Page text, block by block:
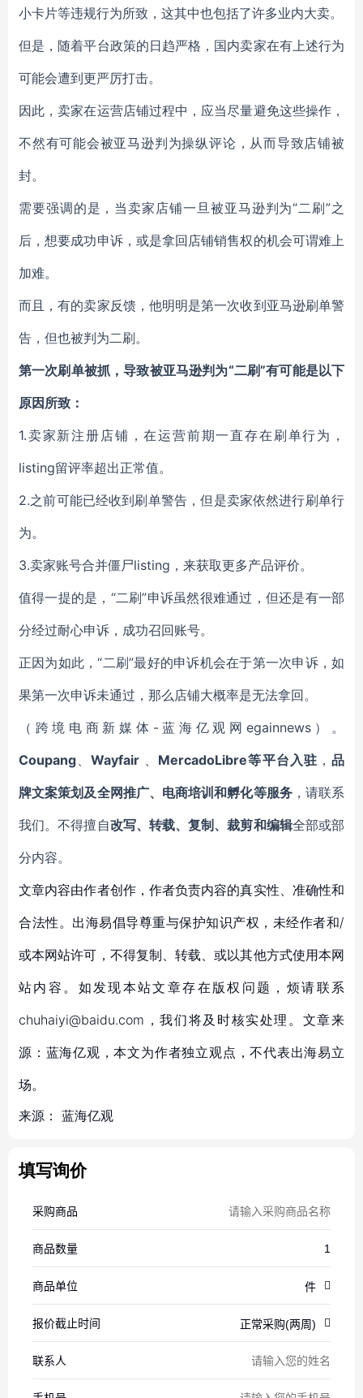
小卡片等违规行为所致，这其中也包括了许多业内大卖。
但是，随着平台政策的日趋严格，国内卖家在有上述行为
可能会遭到更严厉打击。
因此，卖家在运营店铺过程中，应当尽量避免这些操作，
不然有可能会被亚马逊判为操纵评论，从而导致店铺被
封。
需要强调的是，当卖家店铺一旦被亚马逊判为“二刷”之
后，想要成功申诉，或是拿回店铺销售权的机会可谓难上
加难。
而且，有的卖家反馈，他明明是第一次收到亚马逊刷单警
告，但也被判为二刷。
第一次刷单被抓，导致被亚马逊判为“二刷”有可能是以下
原因所致：
1.卖家新注册店铺，在运营前期一直存在刷单行为，
listing留评率超出正常值。
2.之前可能已经收到刷单警告，但是卖家依然进行刷单行
为。
3.卖家账号合并僵尸listing，来获取更多产品评价。
值得一提的是，“二刷”申诉虽然很难通过，但还是有一部
分经过耐心申诉，成功召回账号。
正因为如此，“二刷”最好的申诉机会在于第一次申诉，如
果第一次申诉未通过，那么店铺大概率是无法拿回。
（跨境电商新媒体-蓝海亿观网egainnews）。
Coupang、Wayfair 、 MercadoLibre等平台入驻 ，品
牌文案策划及全网推广、电商培训和孵化等服务，请联系
我们。不得擅自改写、转载、复制、裁剪和编辑全部或部
分内容。
文章内容由作者创作，作者负责内容的真实性、准确性和
合法性。出海易倡导尊重与保护知识产权，未经作者和/
或本网站许可，不得复制、转载、或以其他方式使用本网
站内容。如发现本站文章存在版权问题，烦请联系
chuhaiyi@baidu.com，我们将及时核实处理。文章来
源：蓝海亿观，本文为作者独立观点，不代表出海易立
场。
来源： 蓝海亿观
填写询价